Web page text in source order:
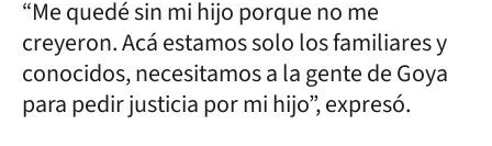
“Me quedé sin mi hijo porque no me
creyeron. Acá estamos solo los familiares y
conocidos, necesitamos a la gente de Goya
para pedir justicia por mi hijo”, expresó.